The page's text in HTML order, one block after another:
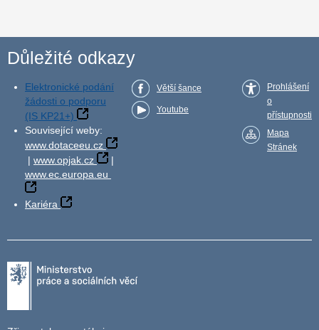
Důležité odkazy
Elektronické podání
žádosti o podporu
(IS KP21+)
Související weby:
www.dotaceeu.cz
| www.opjak.cz
|
www.ec.europa.eu
Kariéra
Větší šance
Youtube
Prohlášení
o
přístupnosti
Mapa
Stránek